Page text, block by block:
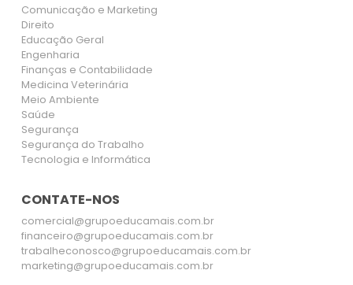
Comunicação e Marketing
Direito
Educação Geral
Engenharia
Finanças e Contabilidade
Medicina Veterinária
Meio Ambiente
Saúde
Segurança
Segurança do Trabalho
Tecnologia e Informática
CONTATE-NOS
comercial@grupoeducamais.com.br
financeiro@grupoeducamais.com.br
trabalheconosco@grupoeducamais.com.br
marketing@grupoeducamais.com.br